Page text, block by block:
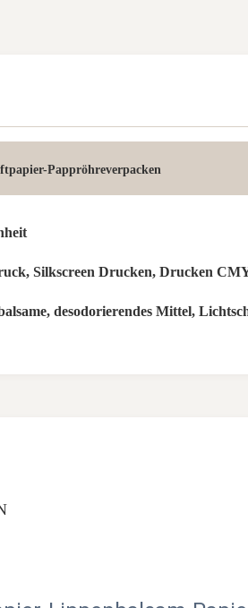
Pappröhreverpacken
Silkscreen Drucken, Drucken
desodorierendes Mittel,